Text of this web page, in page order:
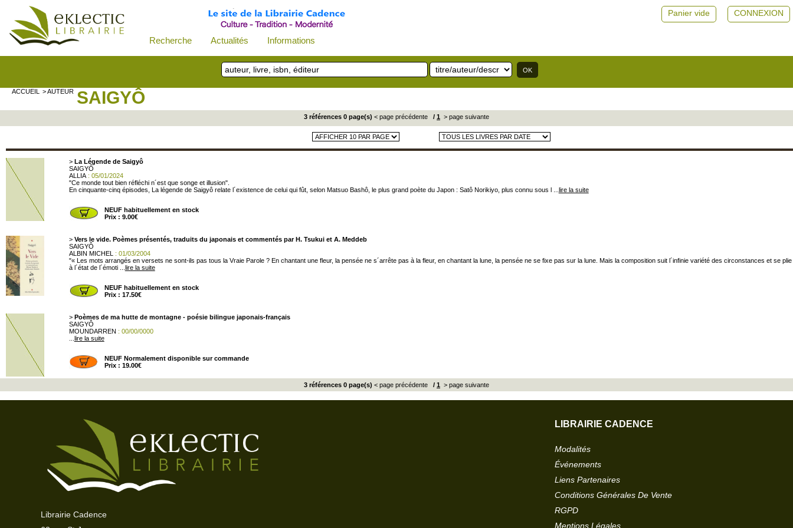
Recherche Actualités Informations
CONNEXION
Panier vide
ACCUEIL > AUTEUR SAIGYÔ
3 références 0 page(s) < page précédente / 1 > page suivante
> La Légende de Saigyô
SAIGYÔ
ALLIA: 05/01/2024
"Ce monde tout bien réfléchi n´est que songe et illusion".
En cinquante-cinq épisodes, La légende de Saigyô relate l´existence de celui qui fût, selon Matsuo Bashô, le plus grand poète du Japon : Satô Norikiyo, plus connu sous l ... lire la suite
NEUF habituellement en stock
Prix : 9.00€
> Vers le vide. Poèmes présentés, traduits du japonais et commentés par H. Tsukui et A. Meddeb
SAIGYÔ
ALBIN MICHEL
: 01/03/2004
"« Les mots arrangés en versets ne sont-ils pas tous la Vraie Parole ? En chantant une fleur, la pensée ne s´arrête pas à la fleur, en chantant la lune, la pensée ne se fixe pas sur la lune. Mais la composition suit l´infinie variété des circonstances et se plie
à l´état de l´émoti ... lire la suite
NEUF habituellement en stock
Prix : 17.50€
> Poèmes de ma hutte de montagne - poésie bilingue japonais-français
SAIGYÔ
MOUNDARREN : 00/00/0000
lire la suite
NEUF Normalement disponible sur commande
Prix : 19.00€
3 références 0 page(s) < page précédente / 1 > page suivante
Librairie Cadence
LIBRAIRIE CADENCE
Modalités
Événements
Liens Partenaires
Conditions Générales De Vente
RGPD
Mentions Légales